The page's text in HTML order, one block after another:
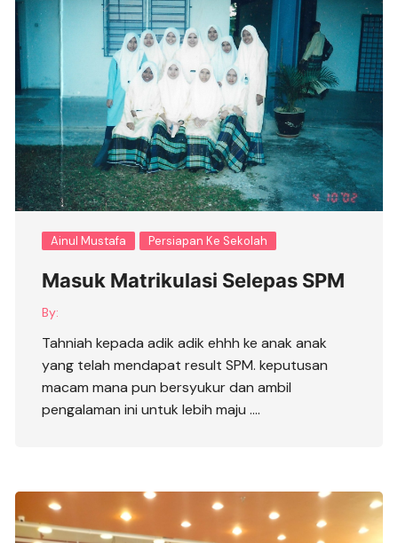
Ainul Mustafa Persiapan Ke Sekolah
Masuk Matrikulasi Selepas SPM
By:
Tahniah kepada adik adik ehhh ke anak anak
yang telah mendapat result SPM. keputusan
macam mana pun bersyukur dan ambil
pengalaman ini untuk lebih maju ….